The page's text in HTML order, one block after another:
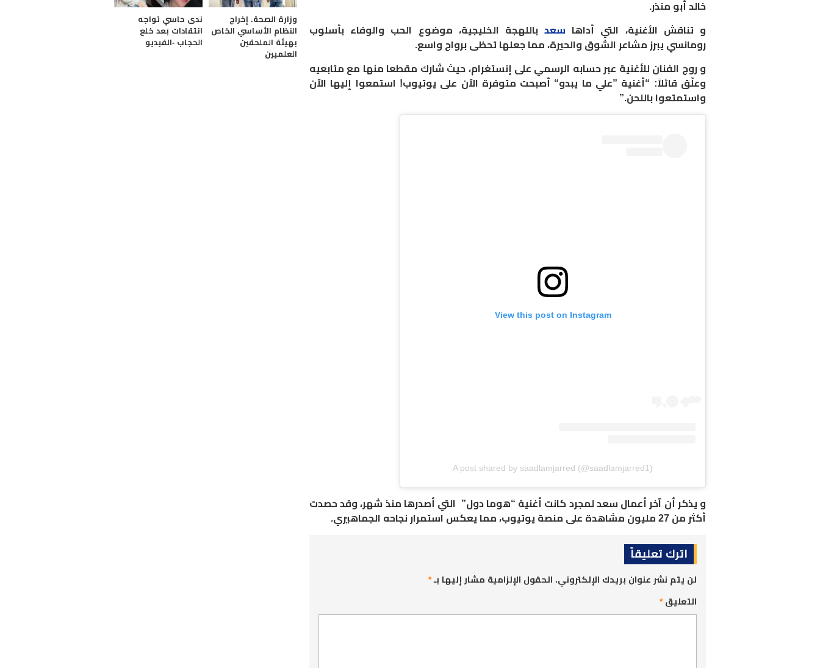
خالد أبو منذر.
و تناقش الأغنية، التي أداها سعدباللهجة الخليجية، موضوع الحب والوفاء بأسلوب
رومانسي يبرز مشاعر الشوق والحيرة، مما جعلها تحظى برواج واسع.
و روج الفنان للأغنية عبر حسابه الرسمي على إنستغرام، حيث شارك مقطعا منها مع متابعيه
وعلّق قائلاً: “أغنية ”علي ما يبدو“ أصبحت متوفرة الآن على يوتيوب! استمعوا إليها الآن
واستمتعوا باللحن.”
View this post on Instagram
A post shared by saadlamjarred (@saadlamjarred1)
و يذكر أن آخر أعمال سعد لمجرد كانت أغنية “هوما دول” التي أصدرها منذ شهر، وقد حصدت
أكثر من 27 مليون مشاهدة على منصة يوتيوب، مما يعكس استمرار نجاحه الجماهيري.
اترك تعليقاً
لن يتم نشر عنوان بريدك الإلكتروني. الحقول الإلزامية مشار إليها بـ*
التعليق*
وزارة الصحة. إخراج
النظام الأساسي الخاص
بهيئة الملحقين
العلميين
ندى حاسي تواجه
انتقادات بعد خلع
الحجاب -الفيديو